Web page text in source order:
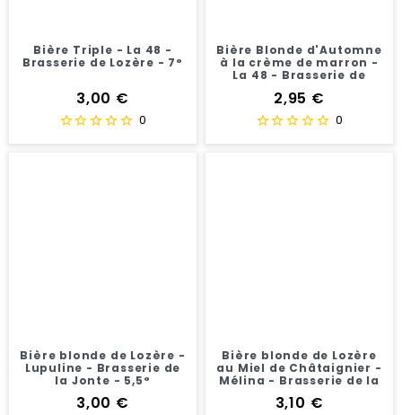
Bière Triple - La 48 -
Brasserie de Lozère - 7°
Prix
3,00 €
0
Bière Blonde d'Automne
à la crème de marron -
La 48 - Brasserie de
Prix
2,95 €
0
Bière blonde de Lozère -
Lupuline - Brasserie de
la Jonte - 5,5°
Prix
3,00 €
Bière blonde de Lozère
au Miel de Châtaignier -
Mélina - Brasserie de la
Prix
3,10 €